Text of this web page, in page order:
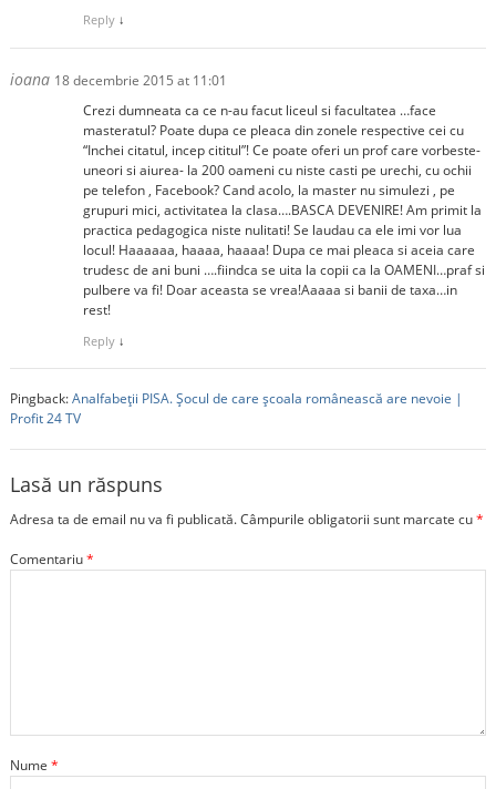
Reply ↓
ioana 18 decembrie 2015 at 11:01
Crezi dumneata ca ce n-au facut liceul si facultatea …face
masteratul? Poate dupa ce pleaca din zonele respective cei cu
“Inchei citatul, incep cititul”! Ce poate oferi un prof care vorbeste-
uneori si aiurea- la 200 oameni cu niste casti pe urechi, cu ochii
pe telefon , Facebook? Cand acolo, la master nu simulezi , pe
grupuri mici, activitatea la clasa….BASCA DEVENIRE! Am primit la
practica pedagogica niste nulitati! Se laudau ca ele imi vor lua
locul! Haaaaaa, haaaa, haaaa! Dupa ce mai pleaca si aceia care
trudesc de ani buni ….fiindca se uita la copii ca la OAMENI…praf si
pulbere va fi! Doar aceasta se vrea!Aaaaa si banii de taxa…in
rest!
Reply ↓
Pingback:Analfabeții PISA. Șocul de care școala românească are nevoie |
Profit 24 TV
Lasă un răspuns
Adresa ta de email nu va fi publicată.Câmpurile obligatorii sunt marcate cu*
Comentariu*
Nume *